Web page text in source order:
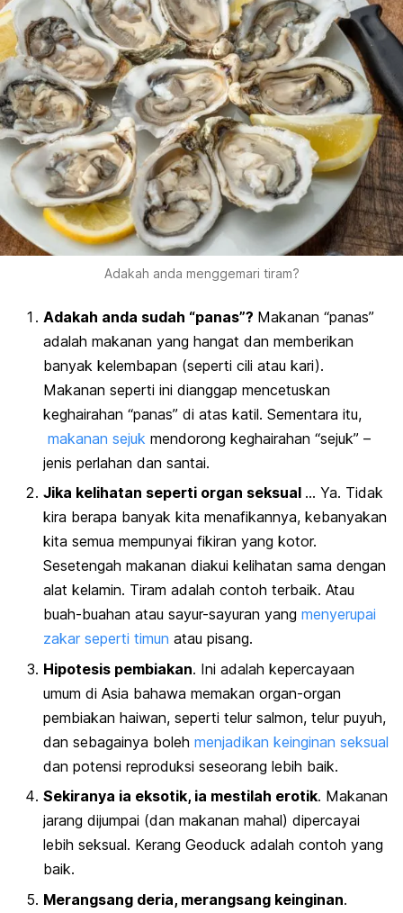
Adakah anda menggemari tiram?
Adakah anda sudah “panas”? Makanan “panas”
adalah makanan yang hangat dan memberikan
banyak kelembapan (seperti cili atau kari).
Makanan seperti ini dianggap mencetuskan
keghairahan “panas” di atas katil. Sementara itu,
makanan sejuk mendorong keghairahan “sejuk” –
jenis perlahan dan santai.
Jika kelihatan seperti organ seksual … Ya. Tidak
kira berapa banyak kita menafikannya, kebanyakan
kita semua mempunyai fikiran yang kotor.
Sesetengah makanan diakui kelihatan sama dengan
alat kelamin. Tiram adalah contoh terbaik. Atau
buah-buahan atau sayur-sayuran yang menyerupai
zakar seperti timun atau pisang.
Hipotesis pembiakan. Ini adalah kepercayaan
umum di Asia bahawa memakan organ-organ
pembiakan haiwan, seperti telur salmon, telur puyuh,
dan sebagainya boleh menjadikan keinginan seksual
dan potensi reproduksi seseorang lebih baik.
Sekiranya ia eksotik, ia mestilah erotik. Makanan
jarang dijumpai (dan makanan mahal) dipercayai
lebih seksual. Kerang Geoduck adalah contoh yang
baik.
Merangsang deria, merangsang keinginan.